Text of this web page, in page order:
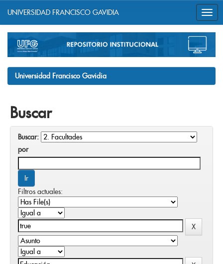
navigation
UNIVERSIDAD FRANCISCO GAVIDIA
Universidad Francisco Gavidia
Buscar
Buscar:
por
Filtros actuales: